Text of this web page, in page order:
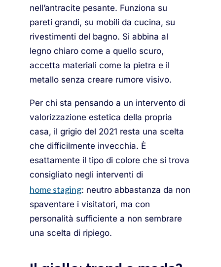
nell’antracite pesante. Funziona su
pareti grandi, su mobili da cucina, su
rivestimenti del bagno. Si abbina al
legno chiaro come a quello scuro,
accetta materiali come la pietra e il
metallo senza creare rumore visivo.
Per chi sta pensando a un intervento di
valorizzazione estetica della propria
casa, il grigio del 2021 resta una scelta
che difficilmente invecchia. È
esattamente il tipo di colore che si trova
consigliato negli interventi di
home staging: neutro abbastanza da non
spaventare i visitatori, ma con
personalità sufficiente a non sembrare
una scelta di ripiego.